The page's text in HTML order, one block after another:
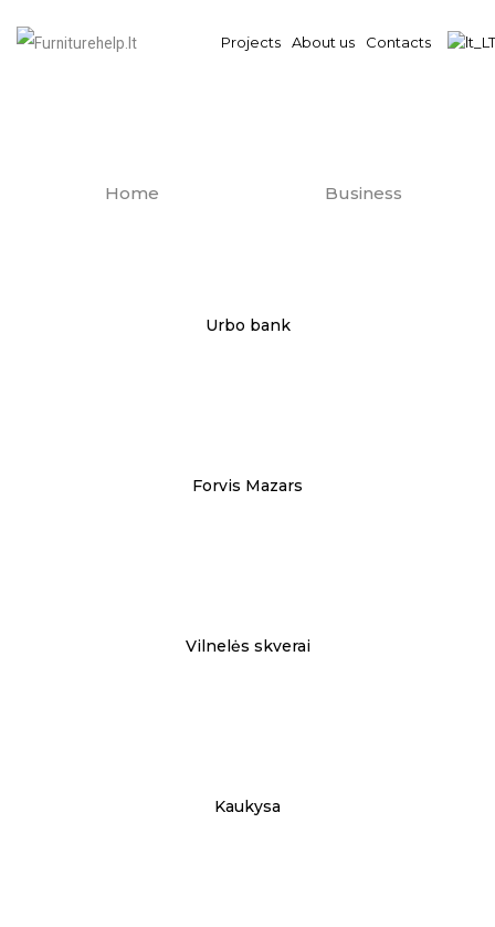
Projects About us Contacts
Home Business
Urbo bank
Forvis Mazars
Vilnelės skverai
Kaukysa